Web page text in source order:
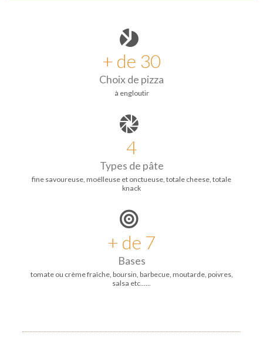
+ de 30
Choix de pizza
à engloutir
4
Types de pâte
fine savoureuse, moëlleuse et onctueuse, totale cheese, totale
knack
+ de 7
Bases
tomate ou crème fraîche, boursin, barbecue, moutarde, poivres,
salsa etc......